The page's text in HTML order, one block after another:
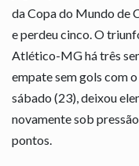
da Copa do Mundo de
e perdeu cinco. O
Atlético-MG há três
empate sem gols com
sábado (23), deixou
novamente sob
pontos.